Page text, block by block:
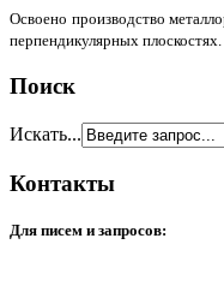
Освоено производство
перпендикулярных
Поиск
Искать...
Контакты
Для писем и запросов: